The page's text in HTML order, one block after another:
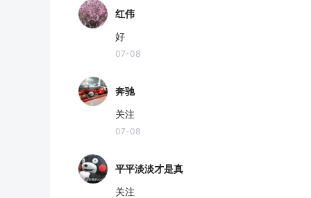
红伟
好
07-08
奔驰
关注
07-08
平平淡淡才是真
关注